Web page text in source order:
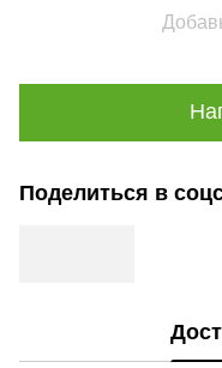
Поделиться в